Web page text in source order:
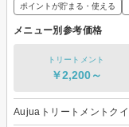
ポイントが貯まる・使える
メニュー別参考価格
トリートメント
￥2,200～
Aujuaトリートメントク